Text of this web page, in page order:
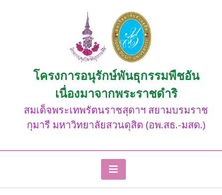
โครงการอนุรักษ์พันธุกรรมพืชอัน
เนื่องมาจากพระราชดำริ
สมเด็จพระเทพรัตนราชสุดาฯ สยามบรมราช
กุมารี มหาวิทยาลัยสวนดุสิต (อพ.สธ.-มสด.)